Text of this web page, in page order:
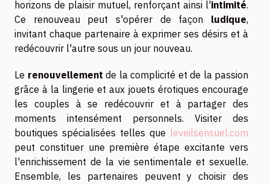
horizons de plaisir mutuel, renforçant ainsi l'intimité.
Ce renouveau peut s'opérer de façon ludique,
invitant chaque partenaire à exprimer ses désirs et à
redécouvrir l'autre sous un jour nouveau.
Le renouvellement de la complicité et de la passion
grâce à la lingerie et aux jouets érotiques encourage
les couples à se redécouvrir et à partager des
moments intensément personnels. Visiter des
boutiques spécialisées telles que leveilsensuel.com
peut constituer une première étape excitante vers
l'enrichissement de la vie sentimentale et sexuelle.
Ensemble, les partenaires peuvent y choisir des